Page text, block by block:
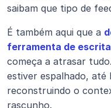
saibam que tipo de
É também aqui que a
ferramenta de
começa a atrasar
estiver espalhado, até
reconstruindo o
rascunho.